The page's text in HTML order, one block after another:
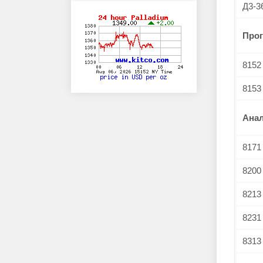
Д3-
8152
8153
8171
8200
8213
8231
8313